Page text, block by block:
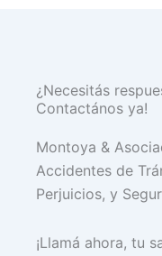
¿Necesitás
Contactános ya!
Montoya &
Accidentes de
Perjuicios, y
¡Llamá ahora, tu